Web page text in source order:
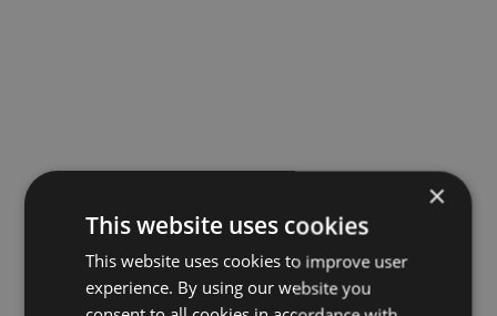
×
This website uses cookies
This website uses cookies to improve user
experience. By using our website you